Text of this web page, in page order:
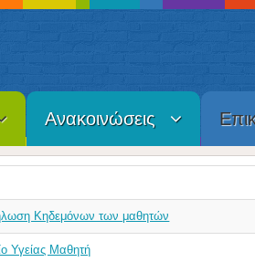
Ανακοινώσεις
Κηδεμόνων των μαθητών
Υγείας Μαθητή